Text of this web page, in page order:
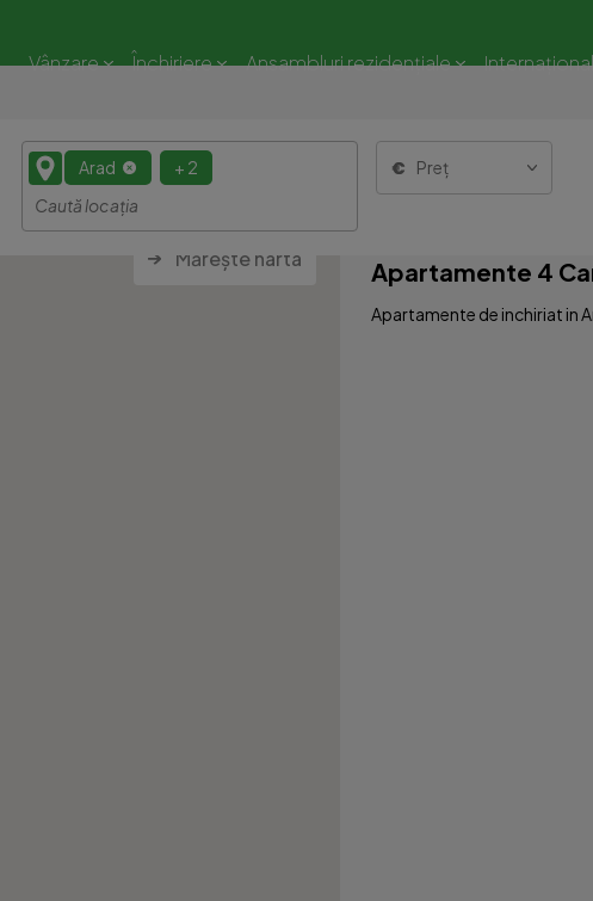
Vânzare Închiriere Ansambluri rezidențiale Internațional
Arad + 2 Preț
Mărește harta Apartamente 4
Apartamente de inchiriat in